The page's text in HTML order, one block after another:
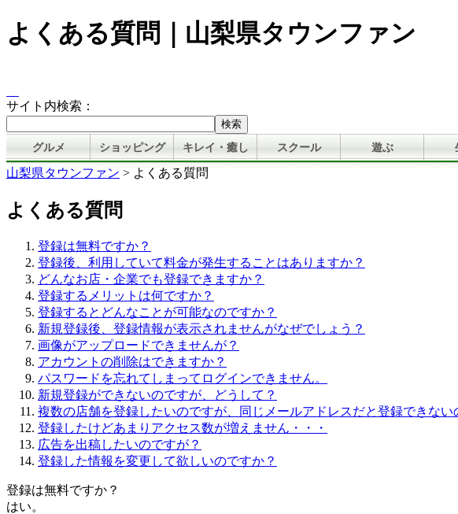
よくある質問｜山梨県タウンファン
サイト内検索：
グルメ ショッピング キレイ・癒し スクール 遊ぶ
山梨県タウンファン > よくある質問
よくある質問
登録は無料ですか？
登録後、利用していて料金が発生することはありますか？
どんなお店・企業でも登録できますか？
登録するメリットは何ですか？
登録するとどんなことが可能なのですか？
新規登録後、登録情報が表示されませんがなぜでしょう？
画像がアップロードできませんが？
アカウントの削除はできますか？
パスワードを忘れてしまってログインできません。
新規登録ができないのですが、どうして？
複数の店舗を登録したいのですが、同じメールアドレスだと登録できない
登録したけどあまりアクセス数が増えません・・・
広告を出稿したいのですが？
登録した情報を変更して欲しいのですか？
登録は無料ですか？
はい。